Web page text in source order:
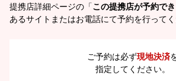
提携店詳細ページの「この提携店が予約で
あるサイトまたはお電話にて予約を行ってく
ご予約は必ず現地決済
指定してください。